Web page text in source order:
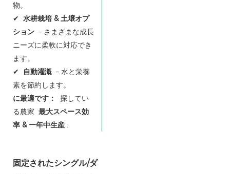
物。
✔ 水耕栽培 & 土壌オプ
ション – さまざまな成長
ニーズに柔軟に対応でき
ます。
✔
自動灌漑 – 水と栄養
素を節約します。
に最適です：
探してい
る農家 最大スペース効
率 & 一年中生産 .
固定されたシングル/ダ